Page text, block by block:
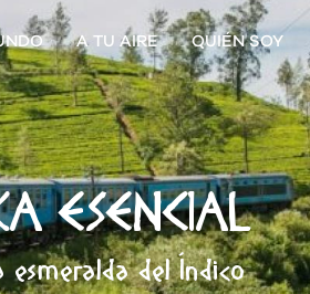
A TU AIRE QUIÉN SOY
ESENCIAL
del Índico